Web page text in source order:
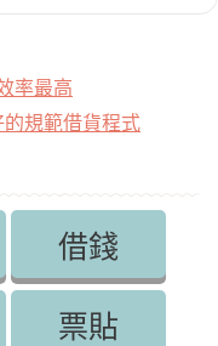
率最高
規範借貨程式
借錢
票貼